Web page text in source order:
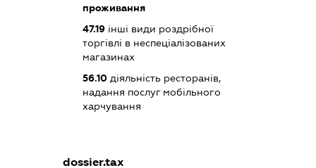
проживання
47.19 інші види роздрібної
торгівлі в неспеціалізованих
магазинах
56.10 діяльність ресторанів,
надання послуг мобільного
харчування
dossier.tax